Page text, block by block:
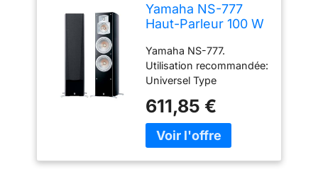
Yamaha NS-777
Haut-Parleur 100 W
parleurs (3-Voies,
avec Fil, 100 W, 30-
35000 Hz, 6 Ohm,
Noir)
Yamaha NS-777.
Utilisation recommandée:
Universel Type
Technologie de
connectivité: Avec fil.
Puissance évaluée de
611,85 €